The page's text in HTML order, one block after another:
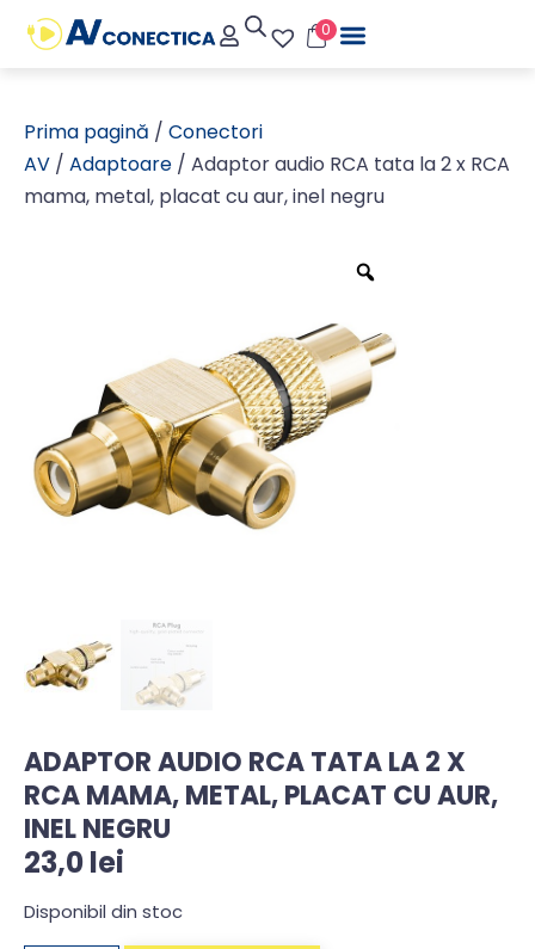
0
Prima pagină / Conectori
AV / Adaptoare / Adaptor audio RCA tata la 2 x RCA
mama, metal, placat cu aur, inel negru
ADAPTOR AUDIO RCA TATA LA 2 X
RCA MAMA, METAL, PLACAT CU AUR,
INEL NEGRU
23,0lei
Disponibil din stoc